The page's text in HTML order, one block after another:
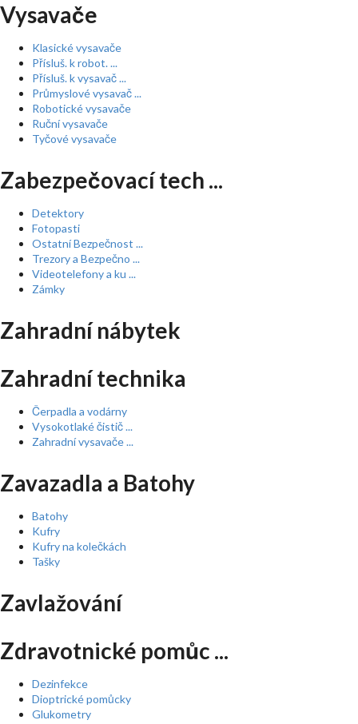
Vysavače
Klasické vysavače
Přísluš. k robot. ...
Přísluš. k vysavač ...
Průmyslové vysavač ...
Robotické vysavače
Ruční vysavače
Tyčové vysavače
Zabezpečovací tech ...
Detektory
Fotopasti
Ostatní Bezpečnost ...
Trezory a Bezpečno ...
Videotelefony a ku ...
Zámky
Zahradní nábytek
Zahradní technika
Čerpadla a vodárny
Vysokotlaké čistič ...
Zahradní vysavače ...
Zavazadla a Batohy
Batohy
Kufry
Kufry na kolečkách
Tašky
Zavlažování
Zdravotnické pomůc ...
Dezinfekce
Dioptrické pomůcky
Glukometry